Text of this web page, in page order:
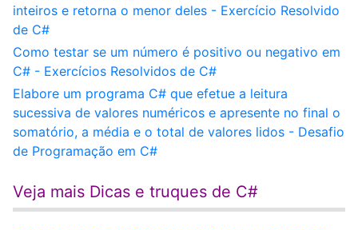
inteiros e retorna o menor deles - Exercício Resolvido
de C#
Como testar se um número é positivo ou negativo em
C# - Exercícios Resolvidos de C#
Elabore um programa C# que efetue a leitura
sucessiva de valores numéricos e apresente no final o
somatório, a média e o total de valores lidos - Desafio
de Programação em C#
Veja mais Dicas e truques de C#